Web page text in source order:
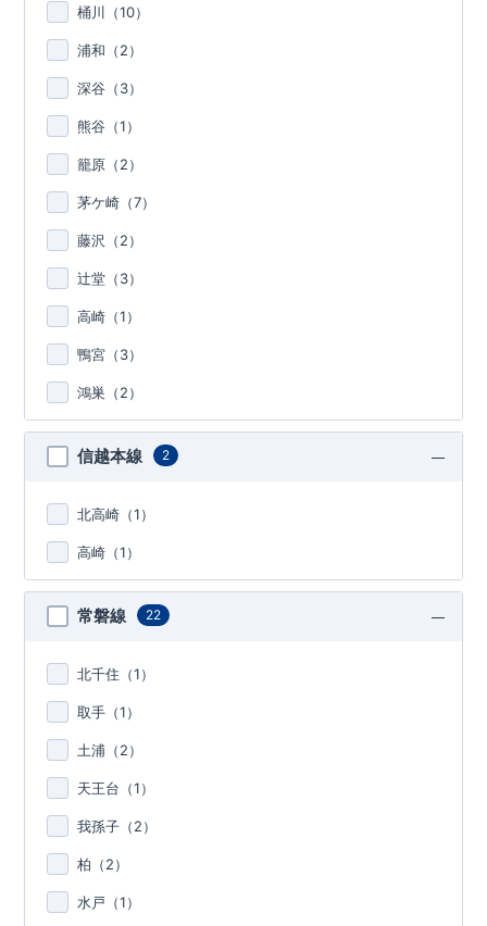
桶川（10）
浦和（2）
深谷（3）
熊谷（1）
籠原（2）
茅ケ崎（7）
藤沢（2）
辻堂（3）
高崎（1）
鴨宮（3）
鴻巣（2）
信越本線 2
北高崎（1）
高崎（1）
常磐線 22
北千住（1）
取手（1）
土浦（2）
天王台（1）
我孫子（2）
柏（2）
水戸（1）